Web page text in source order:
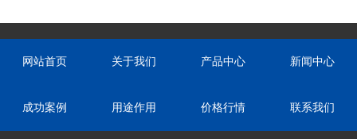
网站首页 关于我们 产品中心 新闻中心
成功案例 用途作用 价格行情 联系我们